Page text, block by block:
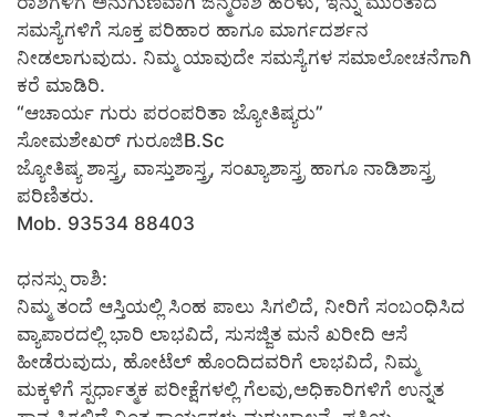
ಸಮಸ್ಯೆಗಳಿಗೆ ಸೂಕ್ತ ಪರಿಹಾರ ಹಾಗೂ ಮಾರ್ಗದರ್ಶನ
ನೀಡಲಾಗುವುದು. ನಿಮ್ಮ ಯಾವುದೇ ಸಮಸ್ಯೆಗಳ ಸಮಾಲೋಚನೆಗಾಗಿ
ಕರೆ ಮಾಡಿರಿ.
“ಆಚಾರ್ಯ ಗುರು ಪರಂಪರಿತಾ ಜ್ಯೋತಿಷ್ಯರು”
ಸೋಮಶೇಖರ್ ಗುರೂಜಿB.Sc
ಜ್ಯೋತಿಷ್ಯ ಶಾಸ್ತ್ರ, ವಾಸ್ತುಶಾಸ್ತ್ರ, ಸಂಖ್ಯಾಶಾಸ್ತ್ರ ಹಾಗೂ ನಾಡಿಶಾಸ್ತ್ರ
ಪರಿಣಿತರು.
Mob. 93534 88403
ಧನಸ್ಸು ರಾಶಿ:
ನಿಮ್ಮ ತಂದೆ ಆಸ್ತಿಯಲ್ಲಿ ಸಿಂಹ ಪಾಲು ಸಿಗಲಿದೆ, ನೀರಿಗೆ ಸಂಬಂಧಿಸಿದ
ವ್ಯಾಪಾರದಲ್ಲಿ ಭಾರಿ ಲಾಭವಿದೆ, ಸುಸಜ್ಜಿತ ಮನೆ ಖರೀದಿ ಆಸೆ
ಹೀಡೆರುವುದು, ಹೋಟೆಲ್ ಹೊಂದಿದವರಿಗೆ ಲಾಭವಿದೆ, ನಿಮ್ಮ
ಮಕ್ಕಳಿಗೆ ಸ್ಪರ್ಧಾತ್ಮಕ ಪರೀಕ್ಷೆಗಳಲ್ಲಿ ಗೆಲವು,ಅಧಿಕಾರಿಗಳಿಗೆ ಉನ್ನತ